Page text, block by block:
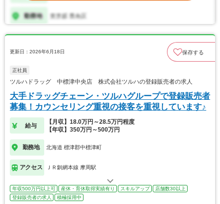
更新日：2026年6月18日 保存する
正社員
ツルハドラッグ 中標津中央店 株式会社ツルハの登録販売者の求人
大手ドラッグチェーン・ツルハグループで登録販売者
募集！カウンセリング重視の接客を重視しています♪
給与
【月収】18.0万円～28.5万円程度
【年収】350万円～500万円
勤務地 北海道 標津郡中標津町
アクセス ＪＲ釧網本線 摩周駅
年収500万円以上可 産休・育休取得実績有り スキルアップ
店舗数30以上
登録販売者の求人
積極採用中